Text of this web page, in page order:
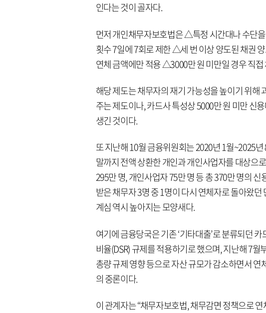
인다는 것이 골자다.
먼저 개인채무자보호법은 △특정 시간대나 수단
횟수 7일에 7회로 제한 △세 번 이상 양도된 채권
연체 금액에만 적용 △3000만 원 미만일 경우 직
해당 제도는 채무자의 재기 가능성을 높이기 위해
주는 제도이나, 카드사 특성상 5000만 원 미만 신
생긴 것이다.
또 지난해 10월 금융위원회는 2020년 1월~2025
말까지 전액 상환한 개인과 개인사업자를 대상으
295만 명, 개인사업자 75만 명 등 총 370만 명의
받은 채무자 3명 중 1명이 다시 연체자로 돌아왔
계심 역시 높아지는 모양새다.
여기에 금융당국은 기존 ‘기타대출’로 분류되던
비율(DSR) 규제를 적용하기로 했으며, 지난해 7
총량 규제 영향 등으로 자산 규모가 감소하면서
의 중론이다.
이 관계자는 “채무자보호법, 채무감면 정책으로